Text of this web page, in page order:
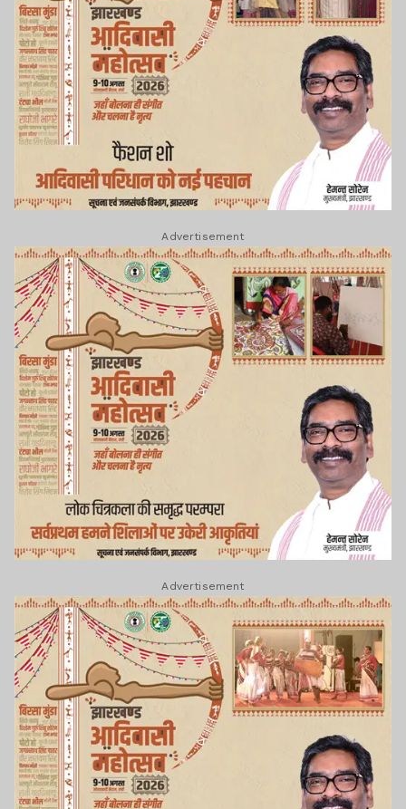
Advertisement
Advertisement